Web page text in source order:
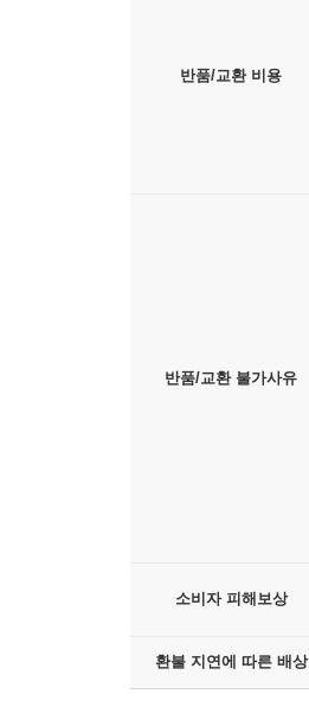
반품/교환 비용
반품/교환 불가사유
소비자 피해보상
환불 지연에 따른 배상